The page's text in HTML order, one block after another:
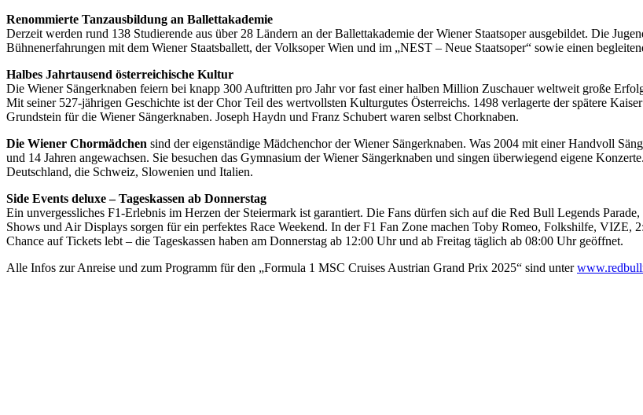
Renommierte Tanzausbildung an Ballettakademie
Derzeit werden rund 138 Studierende aus über 28 Ländern an der Ballettakademie der Wiener Staatsoper ausgebildet. Die
Bühnenerfahrungen mit dem Wiener Staatsballett, der Volksoper Wien und im „NEST – Neue Staatsoper“ sowie einen
Halbes Jahrtausend österreichische Kultur
Die Wiener Sängerknaben feiern bei knapp 300 Auftritten pro Jahr vor fast einer halben Million Zuschauer weltweit große
Mit seiner 527-jährigen Geschichte ist der Chor Teil des wertvollsten Kulturgutes Österreichs. 1498 verlagerte der spätere
Grundstein für die Wiener Sängerknaben. Joseph Haydn und Franz Schubert waren selbst Chorknaben.
Die Wiener Chormädchen sind der eigenständige Mädchenchor der Wiener Sängerknaben. Was 2004 mit einer Handvoll
und 14 Jahren angewachsen. Sie besuchen das Gymnasium der Wiener Sängerknaben und singen überwiegend eigene
Deutschland, die Schweiz, Slowenien und Italien.
Side Events deluxe – Tageskassen ab Donnerstag
Ein unvergessliches F1-Erlebnis im Herzen der Steiermark ist garantiert. Die Fans dürfen sich auf die Red Bull Legends
Shows und Air Displays sorgen für ein perfektes Race Weekend. In der F1 Fan Zone machen Toby Romeo, Folkshilfe, VIZE,
Chance auf Tickets lebt – die Tageskassen haben am Donnerstag ab 12:00 Uhr und ab Freitag täglich ab 08:00 Uhr geöffnet.
Alle Infos zur Anreise und zum Programm für den „Formula 1 MSC Cruises Austrian Grand Prix 2025“ sind unter